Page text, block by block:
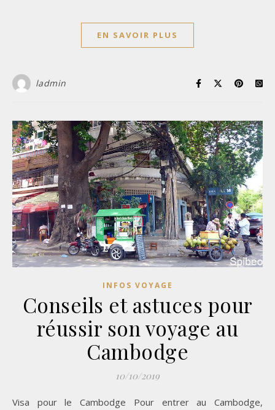
EN SAVOIR PLUS
ladmin
INFOS VOYAGE
Conseils et astuces pour
réussir son voyage au
Cambodge
10/10/2019
Visa pour le Cambodge Pour entrer au Cambodge,